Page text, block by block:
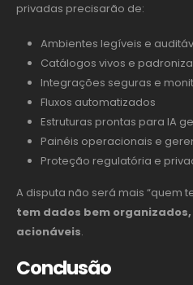
privadas precisarão de:
Ambientes legíveis e
Catálogos vivos e
Integrações seguras e
Fluxos automatizados
Estruturas prontas para IA
Painéis operacionais e
Proteção regulatória e
A disputa não será mais “quem
tem dados bem
acionáveis.
Conclusão